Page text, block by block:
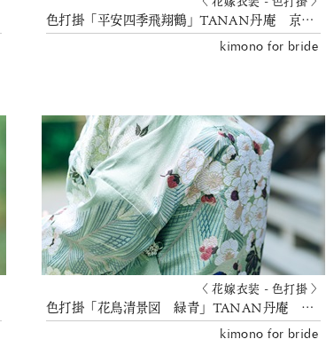
色打掛「平安四季飛翔鶴」TANAN丹庵 京都結婚式
kimono for bride
〈 花嫁衣装 - 色打掛 〉
色打掛「花鳥清景図 緑青」TANAN丹庵 京都結婚式
kimono for bride